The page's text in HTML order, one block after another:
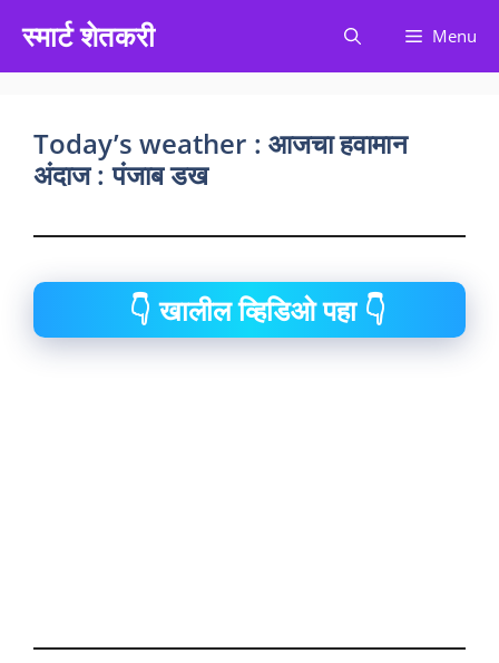
content
स्मार्ट शेतकरी Menu
Today’s weather : आजचा हवामान
अंदाज : पंजाब डख
👇 खालील व्हिडिओ पहा 👇